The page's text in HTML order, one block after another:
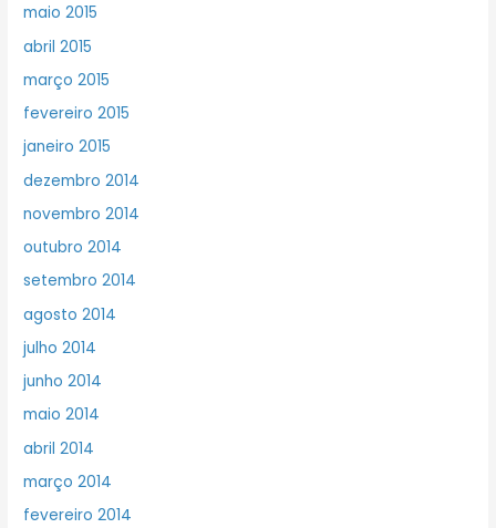
maio 2015
abril 2015
março 2015
fevereiro 2015
janeiro 2015
dezembro 2014
novembro 2014
outubro 2014
setembro 2014
agosto 2014
julho 2014
junho 2014
maio 2014
abril 2014
março 2014
fevereiro 2014